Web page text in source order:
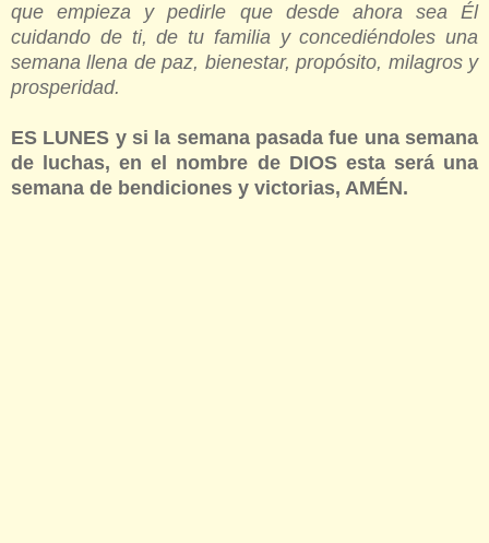
que empieza y pedirle que desde ahora sea Él
cuidando de ti, de tu familia y concediéndoles una
semana llena de paz, bienestar, propósito, milagros y
prosperidad.
ES LUNES y si la semana pasada fue una semana
de luchas, en el nombre de DIOS esta será una
semana de bendiciones y victorias, AMÉN.